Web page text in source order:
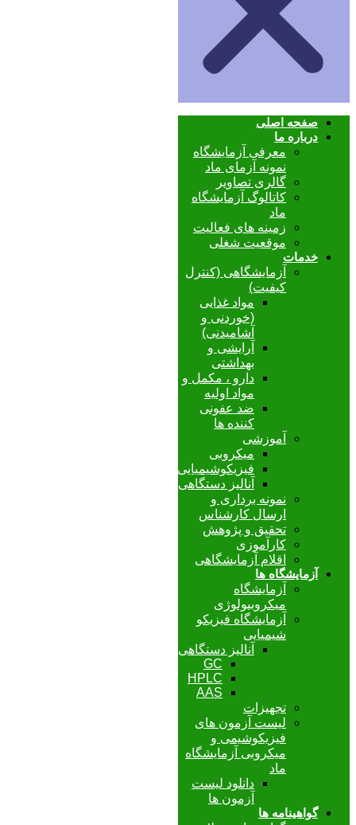
صفحه اصلی
درباره ما
معرفی آزمایشگاه
نمونه آزمای ماد
گالری تصاویر
کاتالوگ آزمایشگاه
ماد
زمینه های فعالیت
موقعیت شغلی
خدمات
آزمایشگاهی (کنترل
کیفیت)
مواد غذایی
(خوردنی و
آشامیدنی)
آرایشی و
بهداشتی
دارو ، مکمل و
مواد اولیه
ضد عفونی
کننده ها
آموزشی
میکروبی
فیزیکوشیمیایی
آنالیز دستگاهی
نمونه برداری و
ارسال کارشناس
تحقیق و پژوهش
کارآموزی
اقلام آزمایشگاهی
آزمایشگاه ها
آزمایشگاه
میکروبیولوژی
آزمایشگاه فیزیکو
شیمیایی
آنالیز دستگاهی
GC
HPLC
AAS
تجهیزات
لیست آزمون های
فیزیکوشیمی و
میکروبی آزمایشگاه
ماد
دانلود لیست
آزمون ها
گواهینامه ها